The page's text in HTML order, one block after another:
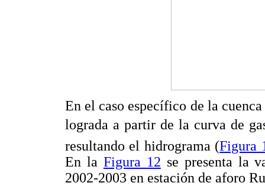
En el caso específico de la
lograda a partir de la curva de
resultando el hidrograma (Figura
En la Figura 12 se presenta la
2002-2003 en estación de aforo